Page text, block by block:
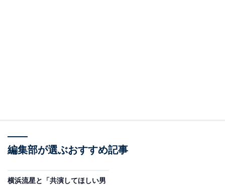
編集部が選ぶおすすめ記事
横浜流星と「共演してほしい男